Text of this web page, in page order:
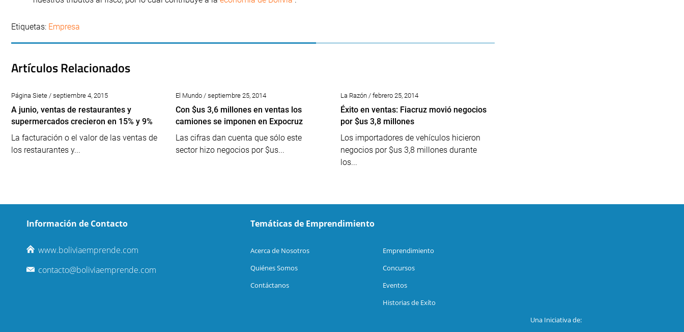
Etiquetas: Empresa
Artículos Relacionados
Página Siete / septiembre 4, 2015
A junio, ventas de restaurantes y
supermercados crecieron en 15% y 9%
La facturación o el valor de las ventas de
los restaurantes y...
El Mundo / septiembre 25, 2014
Con $us 3,6 millones en ventas los
camiones se imponen en Expocruz
Las cifras dan cuenta que sólo este
sector hizo negocios por $us...
La Razón / febrero 25, 2014
Éxito en ventas: Fiacruz movió negocios
por $us 3,8 millones
Los importadores de vehículos hicieron
negocios por $us 3,8 millones durante
los...
Información de Contacto
www.boliviaemprende.com
contacto@boliviaemprende.com
Temáticas de Emprendimiento
Acerca de Nosotros
Quiénes Somos
Contáctanos
Emprendimiento
Concursos
Eventos
Historias de Exíto
Una Iniciativa de: